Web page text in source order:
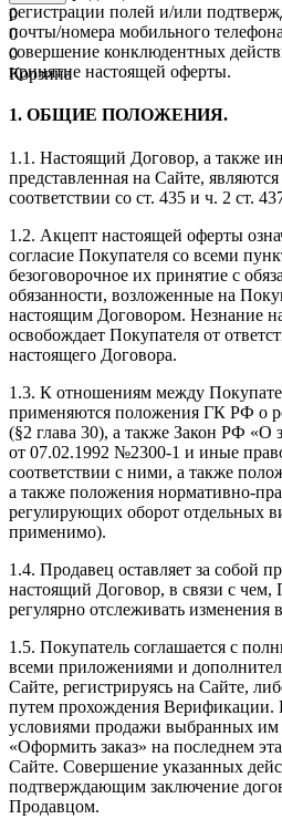
регистрации полей и/или
почты/номера мобильного
совершение конклюдентных
принятие настоящей оферты.
1. ОБЩИЕ ПОЛОЖЕНИЯ.
1.1. Настоящий Договор, а также
представленная на Сайте,
соответствии со ст. 435 и ч. 2 ст.
1.2. Акцепт настоящей оферты
согласие Покупателя со всеми
безоговорочное их принятие с
обязанности, возложенные на
настоящим Договором. Незнание
освобождает Покупателя от
настоящего Договора.
1.3. К отношениям между
применяются положения ГК РФ о
(§2 глава 30), а также Закон РФ «О
от 07.02.1992 №2300-1 и иные
соответствии с ними, а также
а также положения нормативно-
регулирующих оборот отдельных
применимо).
1.4. Продавец оставляет за собой
настоящий Договор, в связи с чем,
регулярно отслеживать изменения
1.5. Покупатель соглашается с
всеми приложениями и
Сайте, регистрируясь на Сайте,
путем прохождения Верификации.
условиями продажи выбранных им
«Оформить заказ» на последнем
Сайте. Совершение указанных
подтверждающим заключение
Продавцом.
0
0
0
Корзина